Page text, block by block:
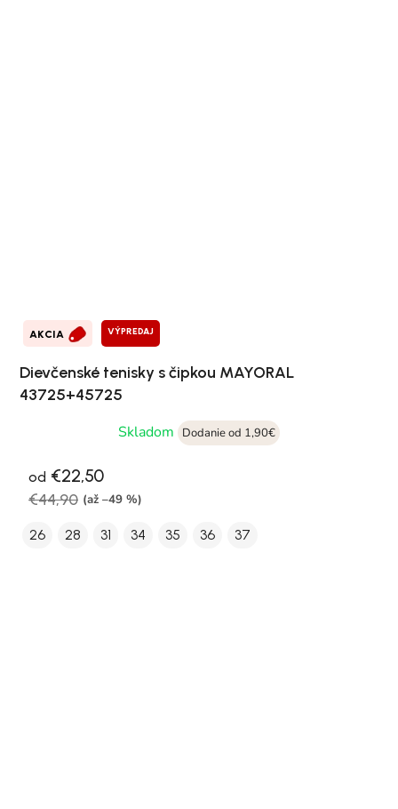
AKCIA VÝPREDAJ
Dievčenské tenisky s čipkou MAYORAL
43725+45725
Skladom
Dodanie od 1,90€
od €22,50
€44,90 (až –49 %)
26 28 31 34 35 36 37